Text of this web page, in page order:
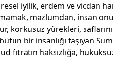
iyilik, erdem ve vicdan
mazlumdan, insan
korkusuz yürekleri,
bir insanlığı taşıyan
fıtratın haksızlığa,